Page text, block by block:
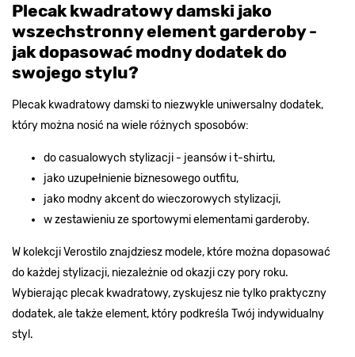
Plecak kwadratowy damski jako
wszechstronny element garderoby -
jak dopasować modny dodatek do
swojego stylu?
Plecak kwadratowy damski to niezwykle uniwersalny dodatek,
który można nosić na wiele różnych sposobów:
do casualowych stylizacji - jeansów i t-shirtu,
jako uzupełnienie biznesowego outfitu,
jako modny akcent do wieczorowych stylizacji,
w zestawieniu ze sportowymi elementami garderoby.
W kolekcji Verostilo znajdziesz modele, które można dopasować
do każdej stylizacji, niezależnie od okazji czy pory roku.
Wybierając plecak kwadratowy, zyskujesz nie tylko praktyczny
dodatek, ale także element, który podkreśla Twój indywidualny
styl.